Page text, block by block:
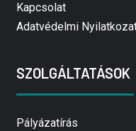
Kapcsolat
Adatvédelmi
SZOLGÁLTATÁSOK
Pályázatírás